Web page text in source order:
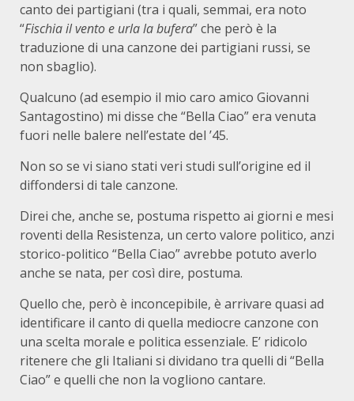
canto dei partigiani (tra i quali, semmai, era noto
“Fischia il vento e urla la bufera” che però è la
traduzione di una canzone dei partigiani russi, se
non sbaglio).
Qualcuno (ad esempio il mio caro amico Giovanni
Santagostino) mi disse che “Bella Ciao” era venuta
fuori nelle balere nell’estate del ’45.
Non so se vi siano stati veri studi sull’origine ed il
diffondersi di tale canzone.
Direi che, anche se, postuma rispetto ai giorni e mesi
roventi della Resistenza, un certo valore politico, anzi
storico-politico “Bella Ciao” avrebbe potuto averlo
anche se nata, per così dire, postuma.
Quello che, però è inconcepibile, è arrivare quasi ad
identificare il canto di quella mediocre canzone con
una scelta morale e politica essenziale. E’ ridicolo
ritenere che gli Italiani si dividano tra quelli di “Bella
Ciao” e quelli che non la vogliono cantare.